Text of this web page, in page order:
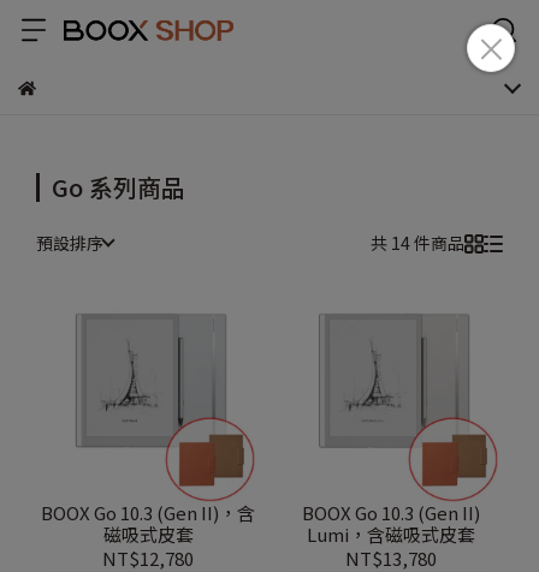
Go 系列商品
預設排序 共 14 件商品
BOOX Go 10.3 (Gen II)，含
磁吸式皮套
NT$12,780
BOOX Go 10.3 (Gen II)
Lumi，含磁吸式皮套
NT$13,780